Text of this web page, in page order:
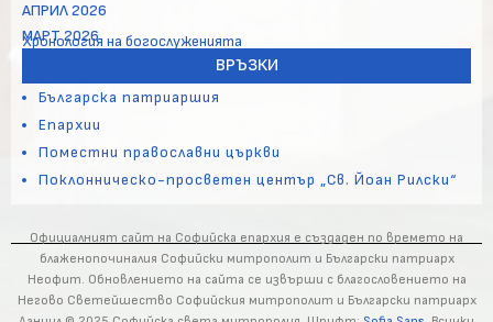
АПРИЛ 2026
МАРТ 2026
Хронология на богослуженията
ВРЪЗКИ
Българска патриаршия
Епархии
Поместни православни църкви
Поклонническо-просветен център „Св. Йоан Рилски“
Официалният сайт на Софийска епархия е създаден по времето на
блаженопочиналия Софийски митрополит и Български патриарх
Неофит. Обновлението на сайта се извърши с благословението на
Негово Светейшество Софийския митрополит и Български патриарх